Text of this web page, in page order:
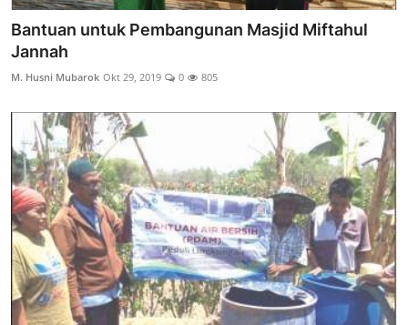
Bantuan untuk Pembangunan Masjid Miftahul
Jannah
M. Husni Mubarok Okt 29, 2019 0 805